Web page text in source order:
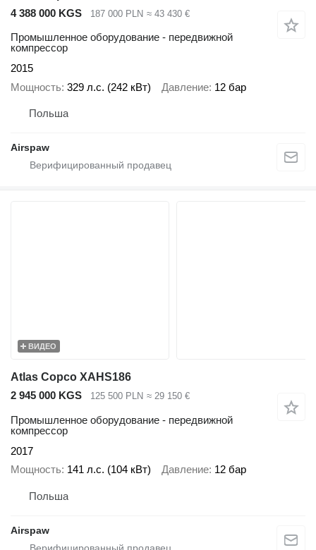
4 388 000 KGS
187 000 PLN ≈ 43 430 €
Промышленное оборудование - передвижной
компрессор
2015
Мощность 329 л.с. (242 кВт) Давление 12 бар
Польша
Airspaw
ВИДЕО
Atlas Copco XAHS186
2 945 000 KGS
125 500 PLN ≈ 29 150 €
Промышленное оборудование - передвижной
компрессор
2017
Мощность 141 л.с. (104 кВт) Давление 12 бар
Польша
Airspaw